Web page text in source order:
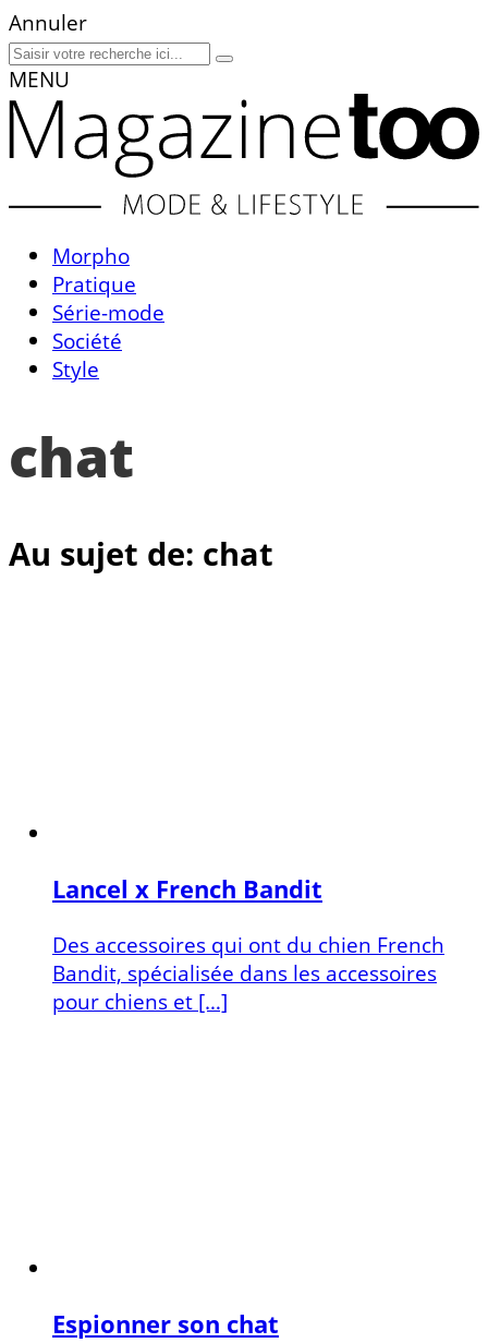
Annuler
MENU
Morpho
Pratique
Série-mode
Société
Style
chat
Au sujet de: chat
Lancel x French Bandit
Des accessoires qui ont du chien French
Bandit, spécialisée dans les accessoires
pour chiens et […]
Espionner son chat